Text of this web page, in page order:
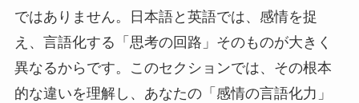
ではありません。日本語と英語では、感情を捉
え、言語化する「思考の回路」そのものが大きく
異なるからです。このセクションでは、その根本
的な違いを理解し、あなたの「感情の言語化力」